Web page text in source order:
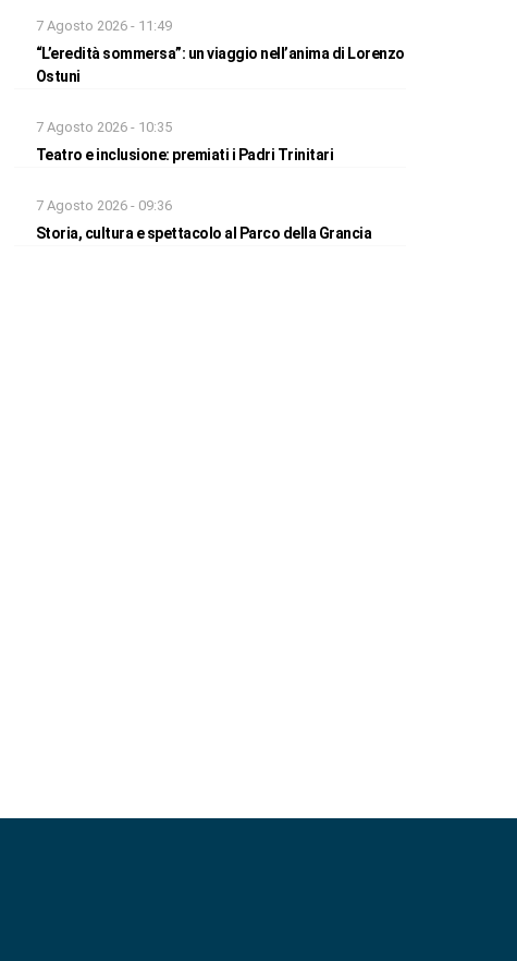
7 Agosto 2026 - 11:49
“L’eredità sommersa”: un viaggio nell’anima di Lorenzo
Ostuni
7 Agosto 2026 - 10:35
Teatro e inclusione: premiati i Padri Trinitari
7 Agosto 2026 - 09:36
Storia, cultura e spettacolo al Parco della Grancia